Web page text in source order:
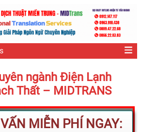
ngành Điện Lạnh
Thất – MIDTRANS
MIỄN PHÍ NGAY: